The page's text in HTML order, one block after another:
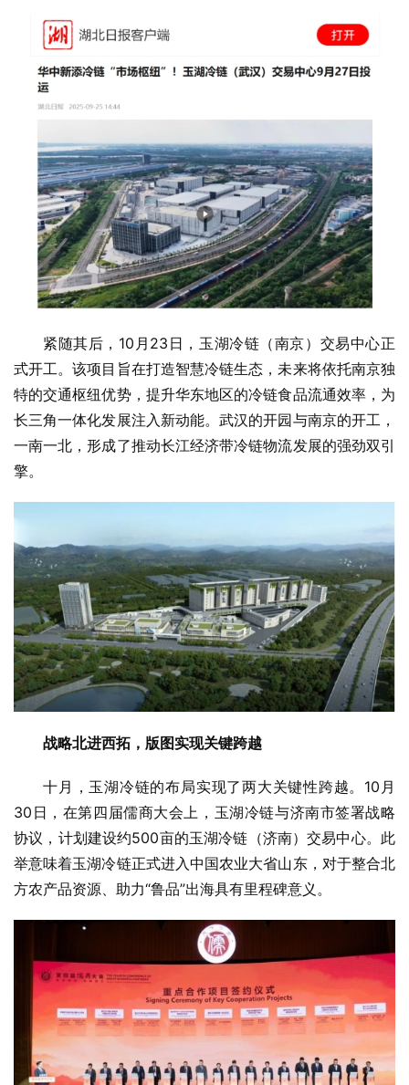
紧随其后，10月23日，玉湖冷链（南京）交易中心正
式开工。该项目旨在打造智慧冷链生态，未来将依托南京独
特的交通枢纽优势，提升华东地区的冷链食品流通效率，为
长三角一体化发展注入新动能。武汉的开园与南京的开工，
一南一北，形成了推动长江经济带冷链物流发展的强劲双引
擎。
战略北进西拓，版图实现关键跨越
十月，玉湖冷链的布局实现了两大关键性跨越。10月
30日，在第四届儒商大会上，玉湖冷链与济南市签署战略
协议，计划建设约500亩的玉湖冷链（济南）交易中心。此
举意味着玉湖冷链正式进入中国农业大省山东，对于整合北
方农产品资源、助力“鲁品”出海具有里程碑意义。